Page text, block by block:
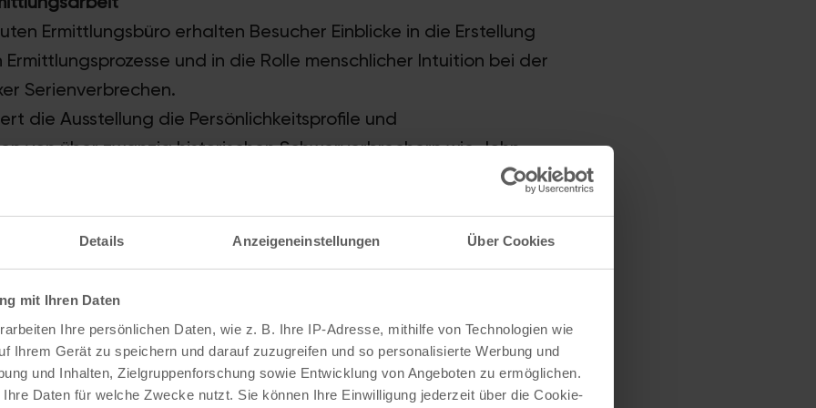
Details Anzeigeneinstellungen Über Cookies
mit Ihren Daten
Ihre persönlichen Daten, wie z. B. Ihre IP-Adresse, mithilfe von Technologien wie
Ihrem Gerät zu speichern und darauf zuzugreifen und so personalisierte Werbung und
und Inhalten, Zielgruppenforschung sowie Entwicklung von Angeboten zu ermöglichen.
Daten für welche Zwecke nutzt. Sie können Ihre Einwilligung jederzeit über die Cookie-
Ermittlungsbüro erhalten Besucher Einblicke in die Erstellung
und in die Rolle menschlicher Intuition bei der
Serienverbrechen.
die Ausstellung die Persönlichkeitsprofile und
von über zwanzig historischen Schwerverbrechern wie John
der für die Vergewaltigung und Ermordung von 33
1978 in den Bundesstaaten Washington, Utah, Colorado,
mindestens dreißig junge Frauen und Mädchen um ihr Leben
der zahlreiche Morde an jungen Männern und
Eigens gestaltete Räume mit Profiltafeln, Tatortrekonstruktionen
Gegenständen bieten einen beklemmenden Einblick in